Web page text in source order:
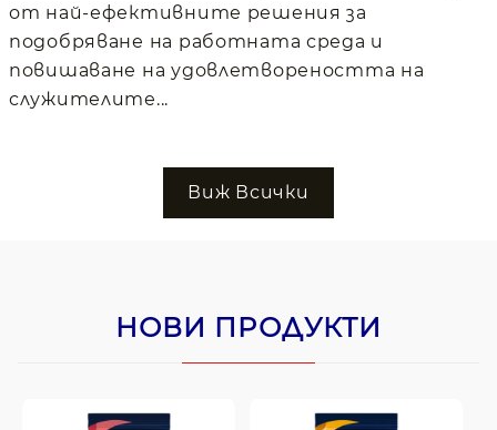
от най-ефективните решения за
подобряване на работната среда и
повишаване на удовлетвореността на
служителите...
Виж Всички
НОВИ ПРОДУКТИ